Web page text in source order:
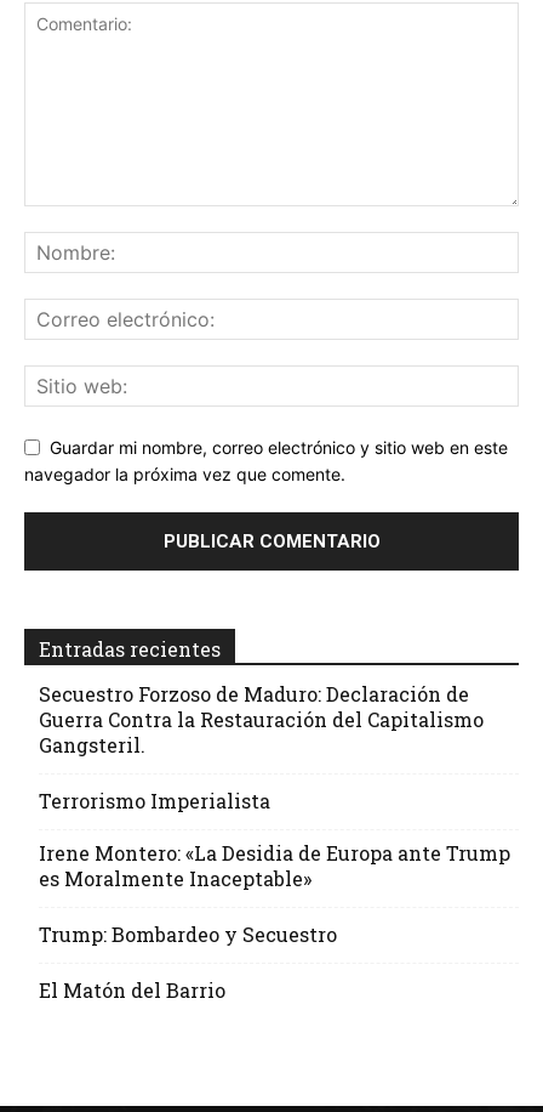
Guardar mi nombre, correo electrónico y sitio web en este
navegador la próxima vez que comente.
Entradas recientes
Secuestro Forzoso de Maduro: Declaración de
Guerra Contra la Restauración del Capitalismo
Gangsteril.
Terrorismo Imperialista
Irene Montero: «La Desidia de Europa ante Trump
es Moralmente Inaceptable»
Trump: Bombardeo y Secuestro
El Matón del Barrio